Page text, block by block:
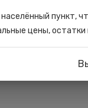
пункт,
цены, остатки